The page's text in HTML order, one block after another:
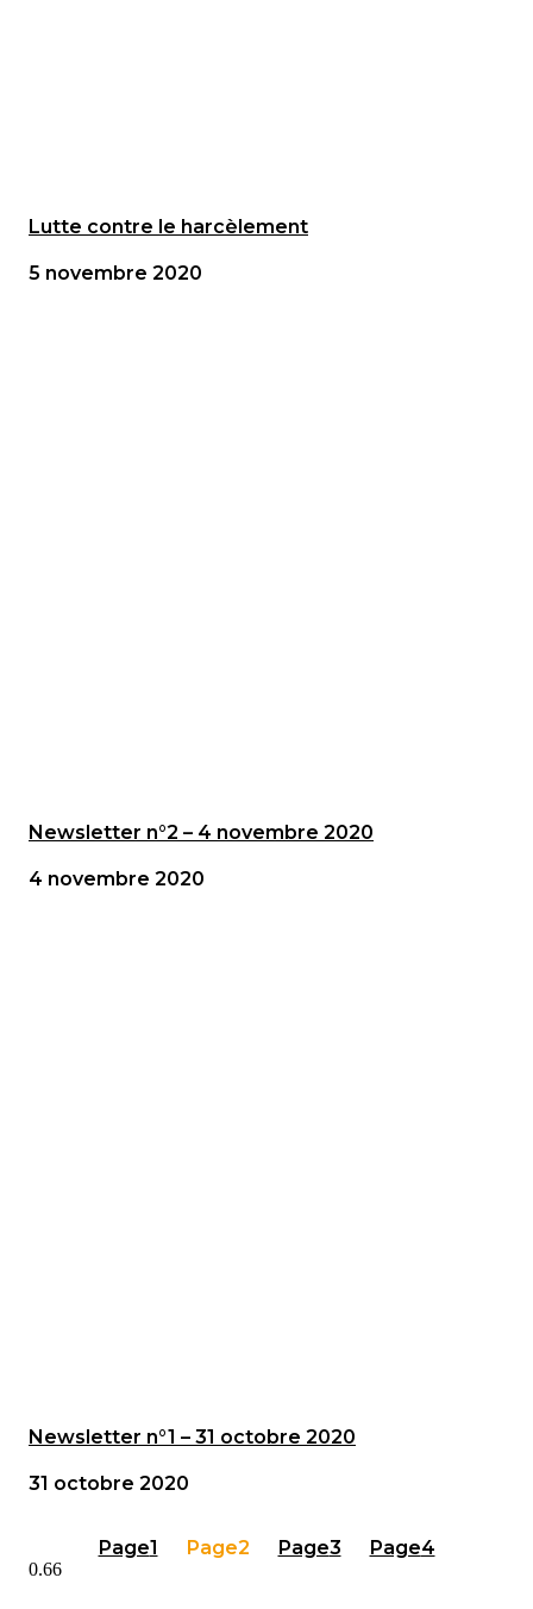
Lutte contre le harcèlement
5 novembre 2020
Newsletter n°2 – 4 novembre 2020
4 novembre 2020
Newsletter n°1 – 31 octobre 2020
31 octobre 2020
Page1 Page2 Page3 Page4